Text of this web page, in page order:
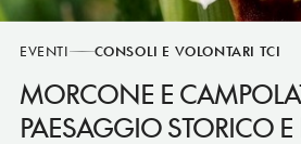
EVENTI CONSOLI E VOLONTARI TCI
MORCONE E
PAESAGGIO STORICO